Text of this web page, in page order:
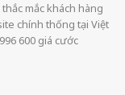
mắc khách hàng
chính thống tại Việt
600 giá cước